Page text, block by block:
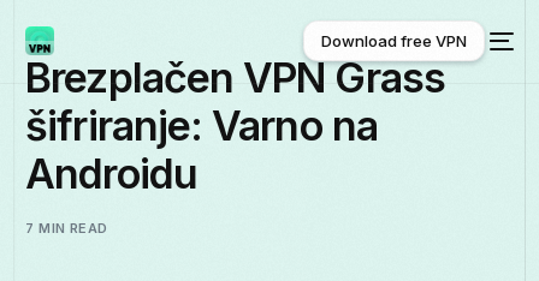
Download free VPN
Download free VPN
Brezplačen VPN Grass
šifriranje: Varno na
Androidu
7 MIN READ